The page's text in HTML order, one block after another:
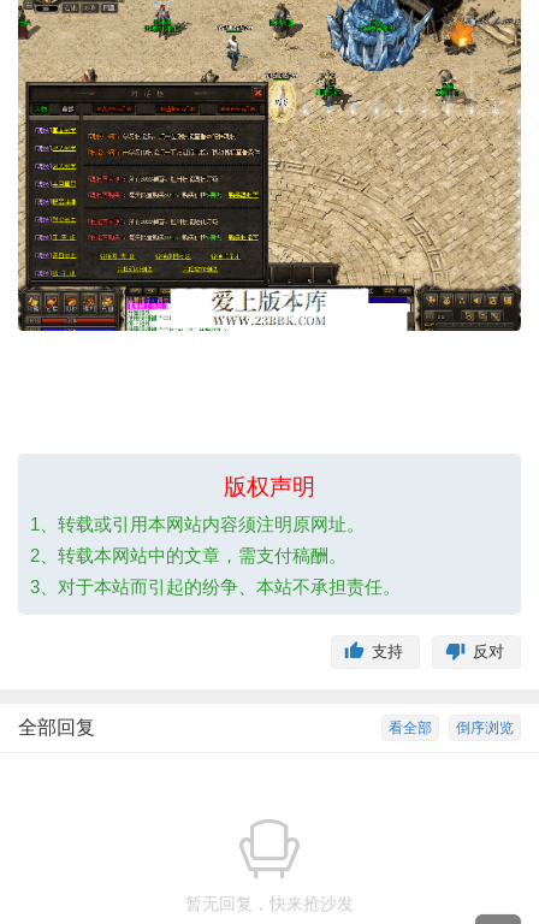
版权声明
1、转载或引用本网站内容须注明原网址。
2、转载本网站中的文章，需支付稿酬。
3、对于本站而引起的纷争、本站不承担责任。
反对
支持
倒序浏览
看全部
全部回复
暂无回复，快来抢沙发